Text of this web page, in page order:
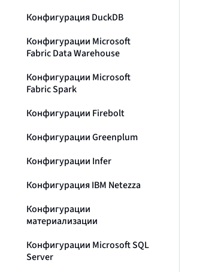
Конфигурация DuckDB
Конфигурации Microsoft
Fabric Data Warehouse
Конфигурации Microsoft
Fabric Spark
Конфигурации Firebolt
Конфигурации Greenplum
Конфигурации Infer
Конфигурация IBM Netezza
Конфигурации
материализации
Конфигурации Microsoft SQL
Server